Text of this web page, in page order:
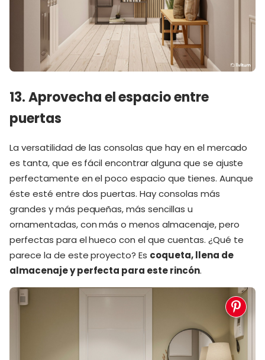
13. Aprovecha el espacio entre
puertas
La versatilidad de las consolas que hay en el mercado
es tanta, que es fácil encontrar alguna que se ajuste
perfectamente en el poco espacio que tienes. Aunque
éste esté entre dos puertas. Hay consolas más
grandes y más pequeñas, más sencillas u
ornamentadas, con más o menos almacenaje, pero
perfectas para el hueco con el que cuentas. ¿Qué te
parece la de este proyecto? Es coqueta, llena de
almacenaje y perfecta para este rincón.